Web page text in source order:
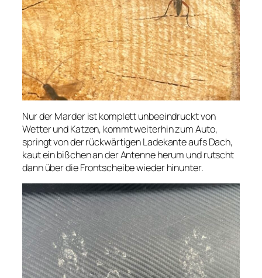
Nur der Marder ist komplett unbeeindruckt von
Wetter und Katzen, kommt weiterhin zum Auto,
springt von der rückwärtigen Ladekante aufs Dach,
kaut ein bißchen an der Antenne herum und rutscht
dann über die Frontscheibe wieder hinunter.